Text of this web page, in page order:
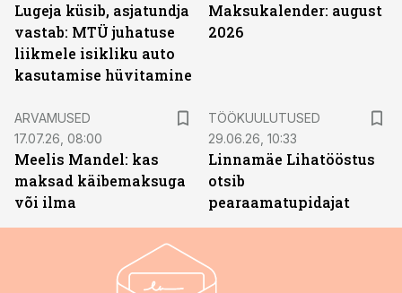
Lugeja küsib, asjatundja
vastab: MTÜ juhatuse
liikmele isikliku auto
kasutamise hüvitamine
Maksukalender: august
2026
ARVAMUSED
17.07.26, 08:00
Meelis Mandel: kas
maksad käibemaksuga
või ilma
TÖÖKUULUTUSED
29.06.26, 10:33
Linnamäe Lihatööstus
otsib
pearaamatupidajat